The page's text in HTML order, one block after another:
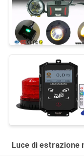
Luce di estrazione